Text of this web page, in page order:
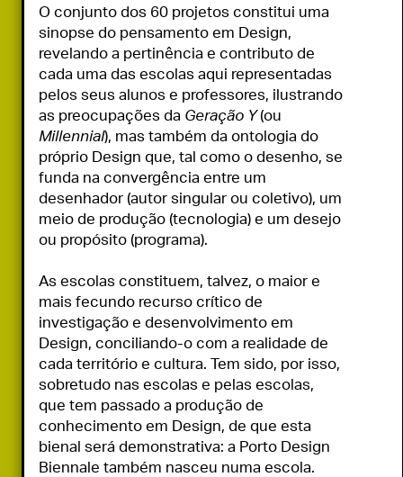
O conjunto dos 60 projetos constitui uma
sinopse do pensamento em Design,
revelando a pertinência e contributo de
cada uma das escolas aqui representadas
pelos seus alunos e professores, ilustrando
as preocupações da Geração Y
Millennial), mas também da ontologia do
próprio Design que, tal como o desenho, se
funda na convergência entre um
desenhador (autor singular ou coletivo), um
meio de produção (tecnologia) e um desejo
ou propósito (programa).
As escolas constituem, talvez, o maior e
mais fecundo recurso crítico de
investigação e desenvolvimento em
Design, conciliando-o com a realidade de
cada território e cultura. Tem sido, por isso,
sobretudo nas escolas e pelas escolas,
que tem passado a produção de
conhecimento em Design, de que esta
bienal será demonstrativa: a Porto Design
Biennale também nasceu numa escola.